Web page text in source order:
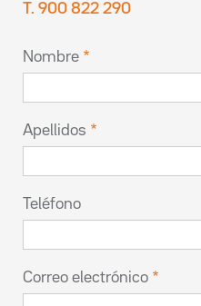
T. 900 822 290
Nombre
Apellidos
Teléfono
Correo electrónico